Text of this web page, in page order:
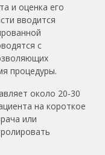
и оценка его
вводится
с
процедуры.
около 20-30
на короткое
или